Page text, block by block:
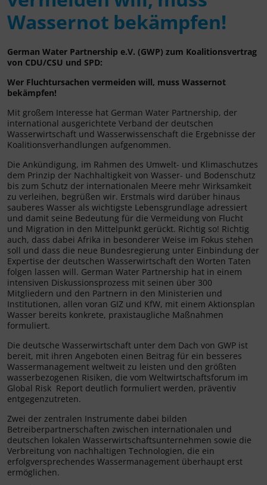
Wassernot bekämpfen!
German Water Partnership e.V. (GWP) zum Koalitionsvertrag
von CDU/CSU und SPD:
Wer Fluchtursachen vermeiden will, muss Wassernot
bekämpfen!
Mit großem Interesse hat German Water Partnership, der
international ausgerichtete Verband der deutschen
Wasserwirtschaft und Wasserwissenschaft die Ergebnisse der
Koalitionsverhandlungen aufgenommen.
Die Ankündigung, im Rahmen des Umwelt- und Klimaschutzes
dem Prinzip der Nachhaltigkeit von Wasser- und Bodenschutz
bis zum Schutz der internationalen Meere mehr Wirksamkeit
zu verleihen, begrüßen wir. Erstmals wird darüber hinaus
sauberes Wasser als wichtigste Lebensgrundlage adressiert
und damit seine Bedeutung für die Vermeidung von Flucht
und Migration in den Mittelpunkt gerückt. Richtig so! Richtig
auch, dass dabei Afrika in besonderer Weise im Fokus stehen
soll und dass die neue Bundesregierung unter Einbindung der
Expertise der deutschen Wasserwirtschaft den Worten Taten
folgen lassen will. German Water Partnership hat in einem
intensiven Diskussionsprozess mit seinen über 300
Mitgliedern und den Partnern in den Ministerien und
Institutionen, allen voran GIZ und KfW, mit einem Aktionsplan
Wasser bereits konkrete, praxistaugliche Maßnahmen
formuliert.
Die deutsche Wasserwirtschaft unter dem Dach von GWP ist
bereit, mit ihren Angeboten einen Beitrag für ein besseres
Wassermanagement weltweit zu leisten und den größten
wasserbezogenen Risiken, die vom Weltwirtschaftsforum im
Global Risk Report deutlich formuliert werden, präventiv
entgegenzutreten.
Zwei der zentralen Instrumente dabei bilden
Betreiberpartnerschaften zwischen internationalen und
deutschen lokalen Wasserwirtschaftsunternehmen sowie die
Verbreitung von nachhaltigen Technologien, die ein
erfolgversprechendes Wassermanagement überhaupt erst
ermöglichen.